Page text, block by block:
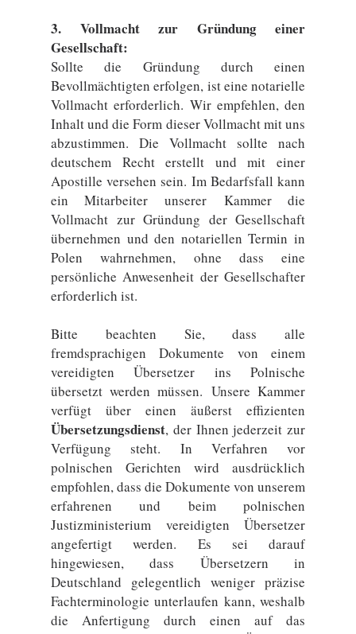
3. Vollmacht zur Gründung einer
Gesellschaft:
Sollte die Gründung durch einen
Bevollmächtigten erfolgen, ist eine notarielle
Vollmacht erforderlich. Wir empfehlen, den
Inhalt und die Form dieser Vollmacht mit uns
abzustimmen. Die Vollmacht sollte nach
deutschem Recht erstellt und mit einer
Apostille versehen sein. Im Bedarfsfall kann
ein Mitarbeiter unserer Kammer die
Vollmacht zur Gründung der Gesellschaft
übernehmen und den notariellen Termin in
Polen wahrnehmen, ohne dass eine
persönliche Anwesenheit der Gesellschafter
erforderlich ist.
Bitte beachten Sie, dass alle
fremdsprachigen Dokumente von einem
vereidigten Übersetzer ins Polnische
übersetzt werden müssen. Unsere Kammer
verfügt über einen äußerst effizienten
Übersetzungsdienst, der Ihnen jederzeit zur
Verfügung steht. In Verfahren vor
polnischen Gerichten wird ausdrücklich
empfohlen, dass die Dokumente von unserem
erfahrenen und beim polnischen
Justizministerium vereidigten Übersetzer
angefertigt werden. Es sei darauf
hingewiesen, dass Übersetzern in
Deutschland gelegentlich weniger präzise
Fachterminologie unterlaufen kann, weshalb
die Anfertigung durch einen auf das